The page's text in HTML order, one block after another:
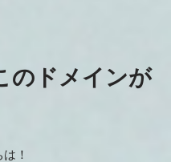
のドメインが
！